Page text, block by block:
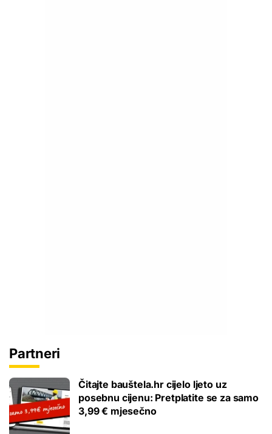
Partneri
Čitajte bauštela.hr cijelo ljeto uz
posebnu cijenu: Pretplatite se za samo
3,99 € mjesečno